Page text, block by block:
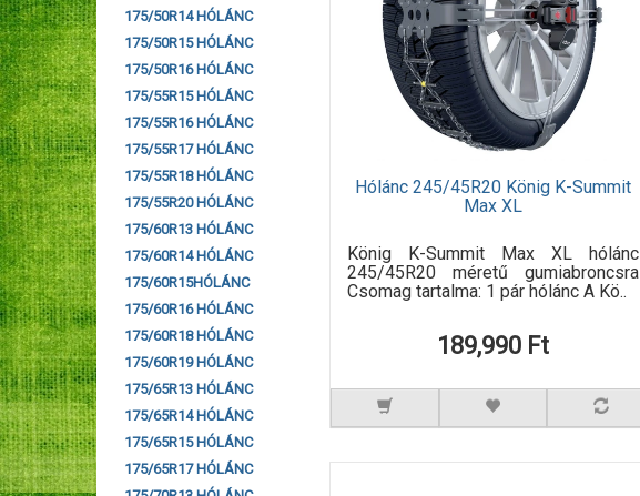
175/50R14 HÓLÁNC
175/50R15 HÓLÁNC
175/50R16 HÓLÁNC
175/55R15 HÓLÁNC
175/55R16 HÓLÁNC
175/55R17 HÓLÁNC
175/55R18 HÓLÁNC
175/55R20 HÓLÁNC
175/60R13 HÓLÁNC
175/60R14 HÓLÁNC
175/60R15HÓLÁNC
175/60R16 HÓLÁNC
175/60R18 HÓLÁNC
175/60R19 HÓLÁNC
175/65R13 HÓLÁNC
175/65R14 HÓLÁNC
175/65R15 HÓLÁNC
175/65R17 HÓLÁNC
Hólánc 245/45R20 König K-Summit
Max XL
König K-Summit Max XL hólánc
245/45R20 méretű gumiabroncsra
Csomag tartalma: 1 pár hólánc A Kö..
189,990 Ft